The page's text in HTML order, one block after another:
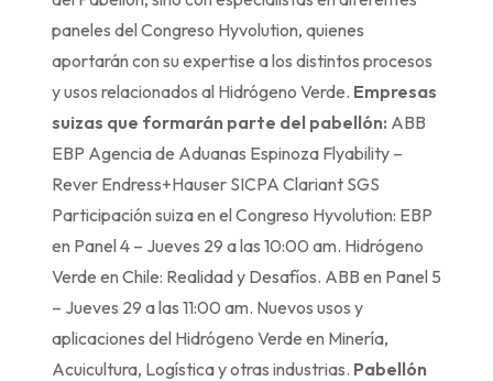
paneles del Congreso Hyvolution, quienes
aportarán con su expertise a los distintos procesos
y usos relacionados al Hidrógeno Verde. Empresas
suizas que formarán parte del pabellón: ABB
EBP Agencia de Aduanas Espinoza Flyability –
Rever Endress+Hauser SICPA Clariant SGS
Participación suiza en el Congreso Hyvolution: EBP
en Panel 4 – Jueves 29 a las 10:00 am. Hidrógeno
Verde en Chile: Realidad y Desafíos. ABB en Panel 5
– Jueves 29 a las 11:00 am. Nuevos usos y
aplicaciones del Hidrógeno Verde en Minería,
Acuicultura, Logística y otras industrias. Pabellón